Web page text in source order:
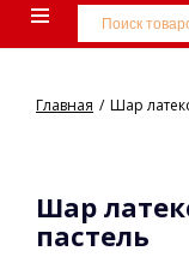
Главная Шар
Шар
пастель